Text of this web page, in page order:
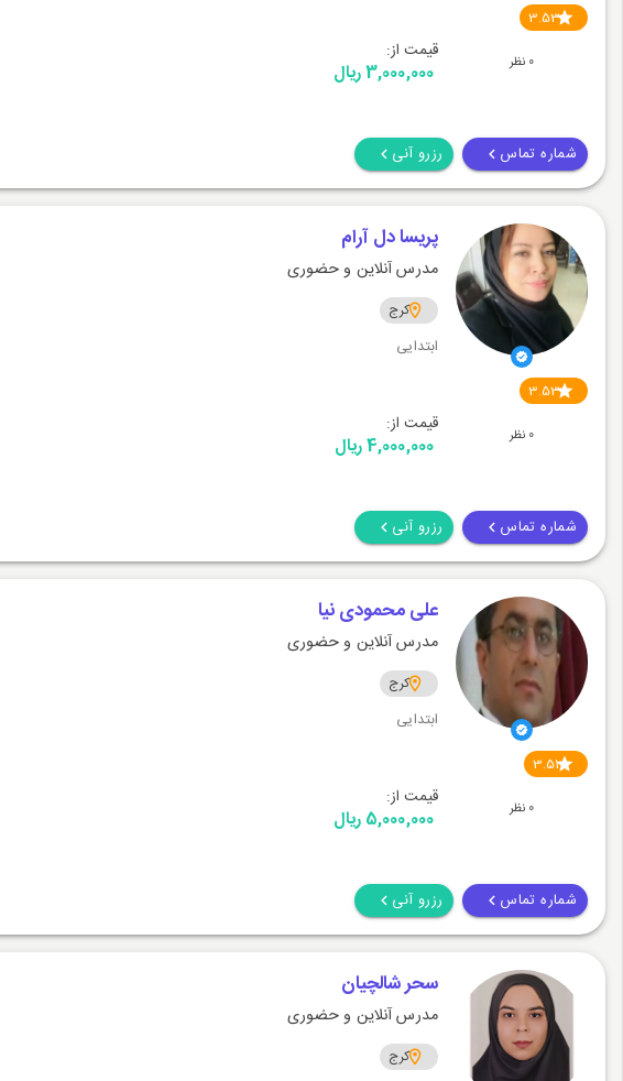
3.53
0 نظر قیمت از:
3,000,000 ریال
شماره تماس رزرو آنی
3.53
0 نظر
پریسا دل آرام
مدرس آنلاین و حضوری
کرج
ابتدایی
قیمت از:
4,000,000 ریال
شماره تماس رزرو آنی
3.51
0 نظر
علی محمودی نیا
مدرس آنلاین و حضوری
کرج
ابتدایی
قیمت از:
5,000,000 ریال
شماره تماس رزرو آنی
سحر شالچیان
مدرس آنلاین و حضوری
کرج